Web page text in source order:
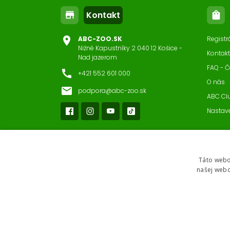
store Kontakt
location_on
ABC-ZOO.SK
Nižné Kapustníky 2 040 12 Košice -
Nad jazerom
call +421 552 601 000
email podpora@abc-zoo.sk
shopping_bag
Kontakt
FAQ -
O nás
ABC
Táto
našej